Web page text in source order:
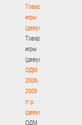
Товарищеские
игры
(девушки)
Товарищеские
игры
(девушки)
ОДМ
2008-
2009
гг.р.
(девушки)
ОДМ